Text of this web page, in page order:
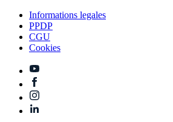
Informations legales
PPDP
CGU
Cookies